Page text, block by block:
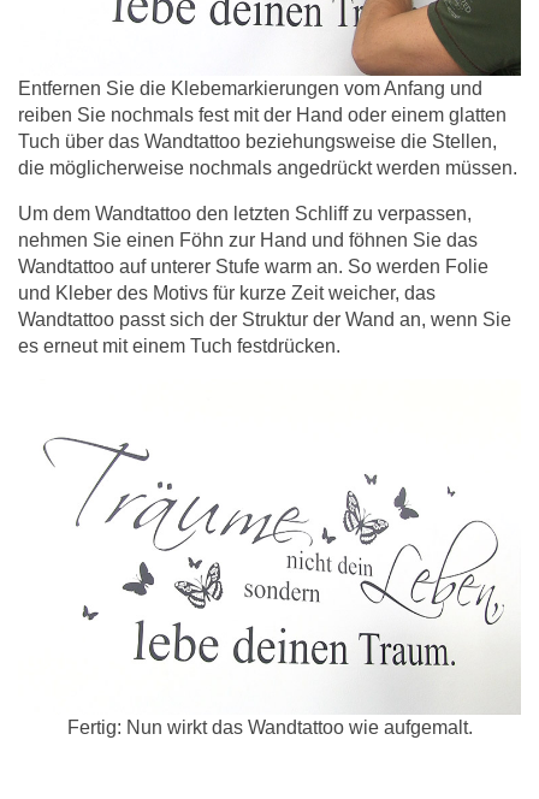
Entfernen Sie die Klebemarkierungen vom Anfang und
reiben Sie nochmals fest mit der Hand oder einem glatten
Tuch über das Wandtattoo beziehungsweise die Stellen,
die möglicherweise nochmals angedrückt werden müssen.
Um dem Wandtattoo den letzten Schliff zu verpassen,
nehmen Sie einen Föhn zur Hand und föhnen Sie das
Wandtattoo auf unterer Stufe warm an. So werden Folie
und Kleber des Motivs für kurze Zeit weicher, das
Wandtattoo passt sich der Struktur der Wand an, wenn Sie
es erneut mit einem Tuch festdrücken.
Fertig: Nun wirkt das Wandtattoo wie aufgemalt.